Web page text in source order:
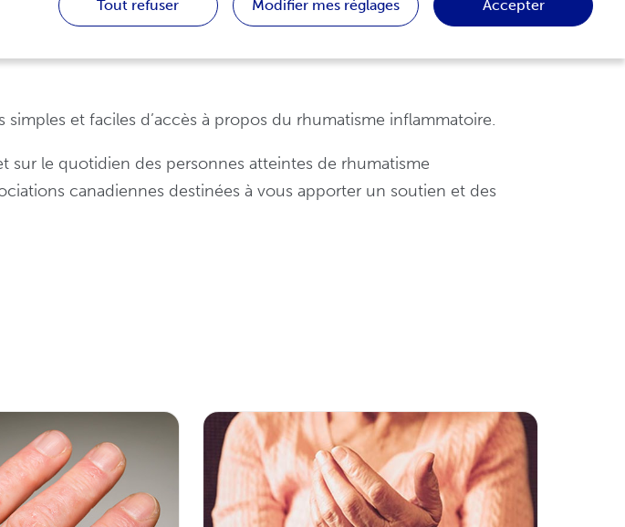
et faciles d’accès à propos du rhumatisme inflammatoire.
sur le quotidien des personnes atteintes de rhumatisme
canadiennes destinées à vous apporter un soutien et des
Tout refuser Modifier mes réglages Accepter